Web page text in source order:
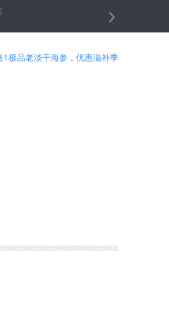
王毅：中国－东盟战略伙伴关系迈入
1极品老淡干海参，优惠滋补季